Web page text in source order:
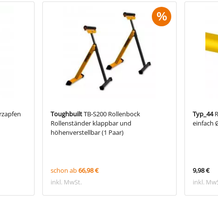
ToughbuiltTB-S200 Rollenbock
Rollenständer klappbar und
höhenverstellbar (1 Paar)
%
schon ab66,98 €
inkl. MwSt.
Typ_44
einfach
9,98 €
inkl.